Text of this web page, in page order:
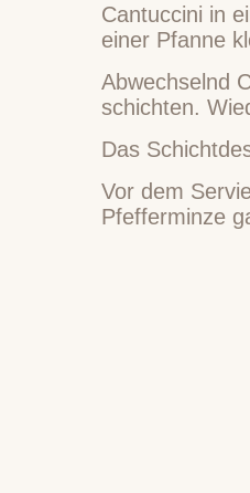
Cantuccini in
einer Pfanne
Abwechselnd
schichten.
Das
Vor dem
Pfefferminze